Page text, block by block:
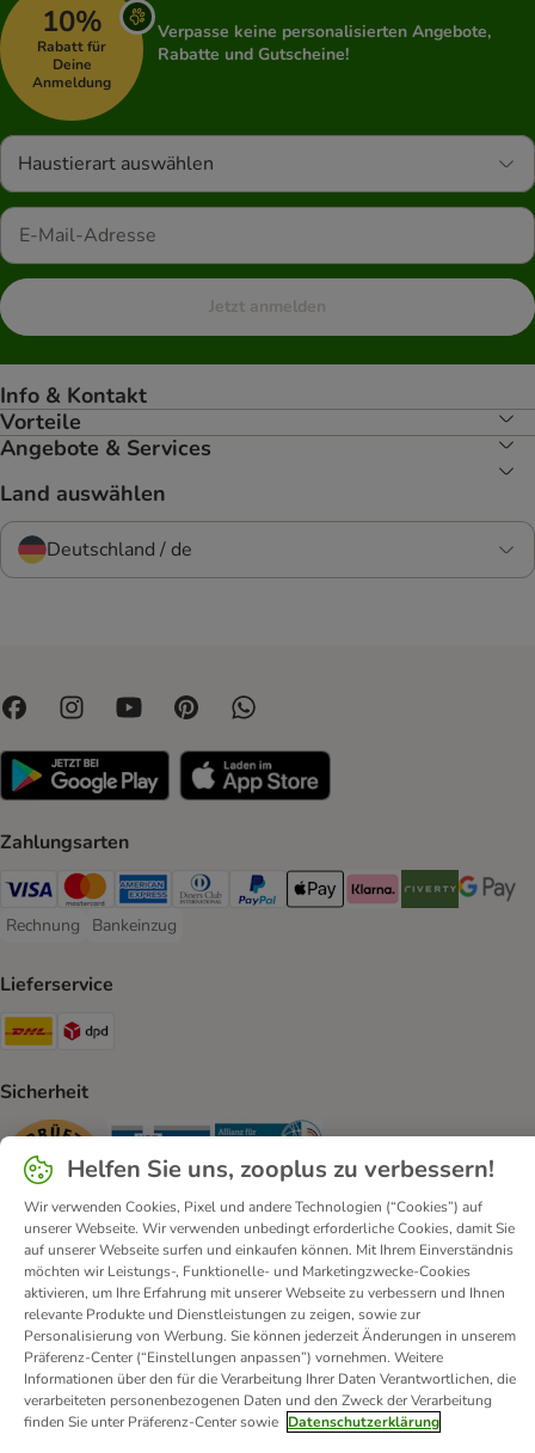
10%
Rabatt für
Deine
Anmeldung
Verpasse keine personalisierten Angebote,
Rabatte und Gutscheine!
Haustierart auswählen
Jetzt anmelden
Info & Kontakt
Vorteile
Angebote & Services
Land auswählen
Deutschland / de
Zahlungsarten
Visa Payment Method
Mastercard Payment Method
American Express Payment Method
Diners Club Payment Method
PayPal Payment Method
Apple Pay Payment Method
Klarna Payment Method
Riverty Payment
Google
Rechnung
Rechnung Payment Method
Bankeinzug
Bankeinzug Payment Method
Lieferservice
DHL Shipping Method
Sicherheit
Security Security
Kontakt Versandkosten und Lieferzeit
Impressum
Allgemeine Geschäftsbedingungen
Digital Services Act
Vertrag widerrufen
Entsorgungs- und Umweltbestimmungen
Zahlungsarten
Über uns Partnerprogramme
Karriere
Erklärung zur Barrierefreiheit
Helfen Sie uns, zooplus zu verbessern!
Wir verwenden Cookies, Pixel und andere Technologien (“Cookies”) auf
unserer Webseite. Wir verwenden unbedingt erforderliche Cookies, damit Sie
auf unserer Webseite surfen und einkaufen können. Mit Ihrem Einverständnis
möchten wir Leistungs-, Funktionelle- und Marketingzwecke-Cookies
aktivieren, um Ihre Erfahrung mit unserer Webseite zu verbessern und Ihnen
relevante Produkte und Dienstleistungen zu zeigen, sowie zur
Personalisierung von Werbung. Sie können jederzeit Änderungen in unserem
Präferenz-Center (“Einstellungen anpassen”) vornehmen. Weitere
Informationen über den für die Verarbeitung Ihrer Daten Verantwortlichen, die
verarbeiteten personenbezogenen Daten und den Zweck der Verarbeitung
finden Sie unter Präferenz-Center sowie Datenschutzerklärung